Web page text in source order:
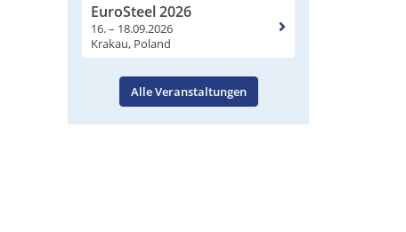
EuroSteel 2026
16. – 18.09.2026
Krakau, Poland
Alle Veranstaltungen